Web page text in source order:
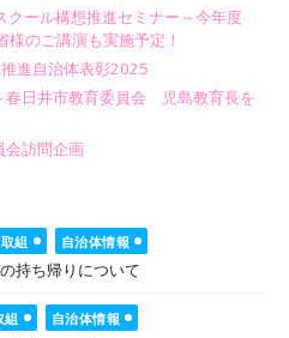
クール構想推進セミナー～今年度
のご講演も実施予定！
推進自治体表彰2025
春日井市教育委員会 児島教育長を
会訪問企画
組
自治体情報
持ち帰りについて
組
自治体情報